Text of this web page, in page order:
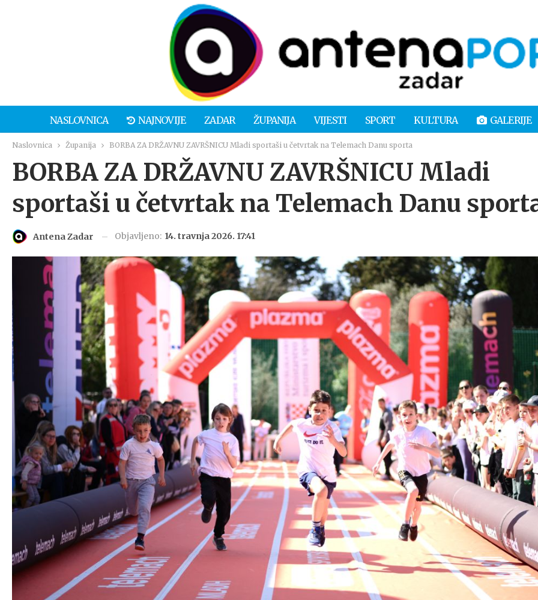
NASLOVNICA NAJNOVIJE ZADAR ŽUPANIJA VIJESTI SPORT KULTURA GALERIJE
Naslovnica Županija BORBA ZA DRŽAVNU ZAVRŠNICU Mladi sportaši u četvrtak na Telemach Danu sporta
BORBA ZA DRŽAVNU ZAVRŠNICU Mladi
sportaši u četvrtak na Telemach Danu
Antena Zadar Objavljeno: 14. travnja 2026. 17:41